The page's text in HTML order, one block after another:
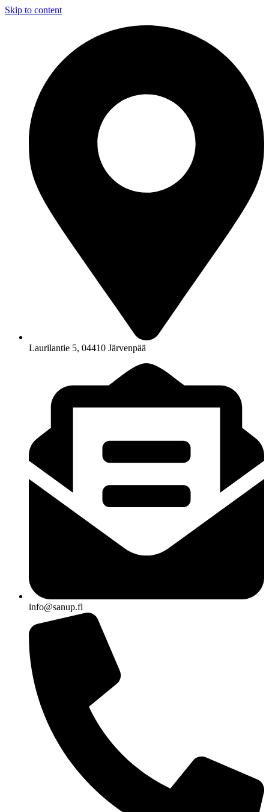
Skip to content
Laurilantie 5, 04410 Järvenpää
info@sanup.fi